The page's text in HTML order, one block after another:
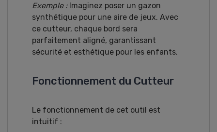
Exemple :Imaginez poser un gazon
synthétique pour une aire de jeux. Avec
ce cutteur, chaque bord sera
parfaitement aligné, garantissant
sécurité et esthétique pour les enfants.
Fonctionnement du Cutteur
Le fonctionnement de cet outil est
intuitif :